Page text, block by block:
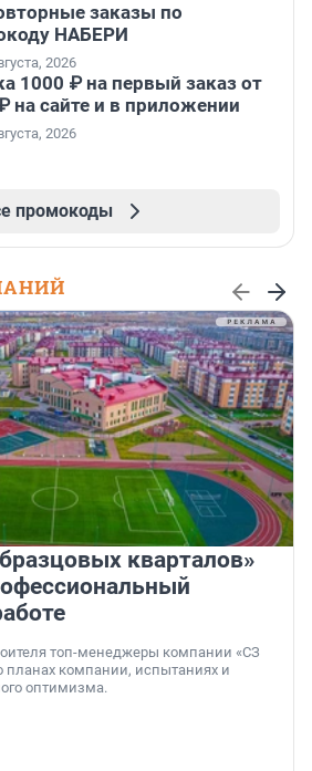
заказы по
НАБЕРИ
2026
1000 ₽ на первый заказ от
на сайте и в приложении
2026
промокоды
кварталов»
топ-менеджеры компании «СЗ
планах компании, испытаниях и
оптимизма.